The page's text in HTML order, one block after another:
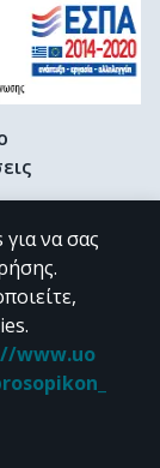
διατίθεται
να σας
www.uo